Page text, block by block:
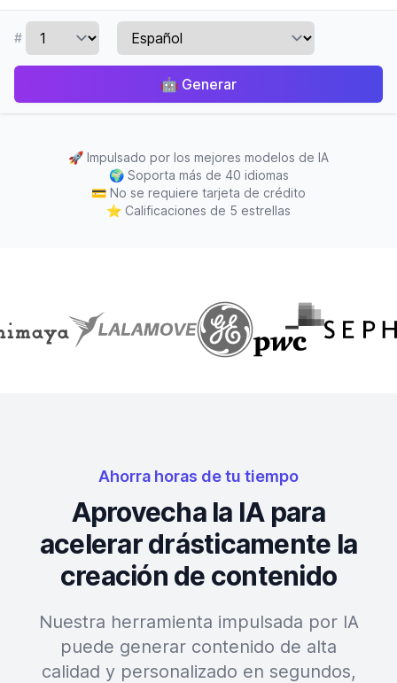
#
🤖 Generar
🚀 Impulsado por los mejores modelos de IA
🌍 Soporta más de 40 idiomas
💳 No se requiere tarjeta de crédito
⭐ Calificaciones de 5 estrellas
Ahorra horas de tu tiempo
Aprovecha la IA para
acelerar drásticamente la
creación de contenido
Nuestra herramienta impulsada por IA
puede generar contenido de alta
calidad y personalizado en segundos,